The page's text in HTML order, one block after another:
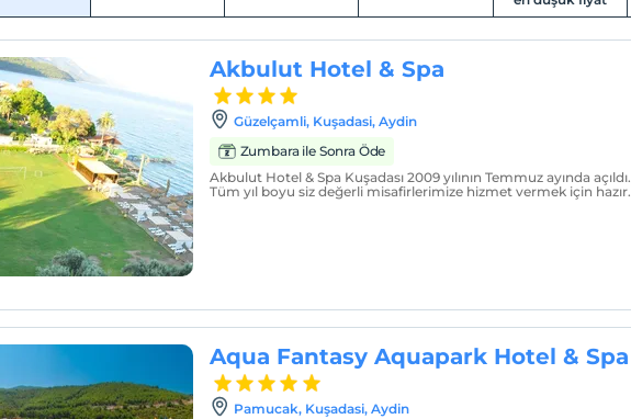
Akbulut Hotel & Spa
Güzelçamli, Kuşadasi, Aydin
Zumbara ile Sonra Öde
Akbulut Hotel & Spa Kuşadası 2009 yılının Temmuz ayında açıldı.
Tüm yıl boyu siz değerli misafirlerimize hizmet vermek için hazır.
Aqua Fantasy Aquapark Hotel & Spa
Pamucak, Kuşadasi, Aydin